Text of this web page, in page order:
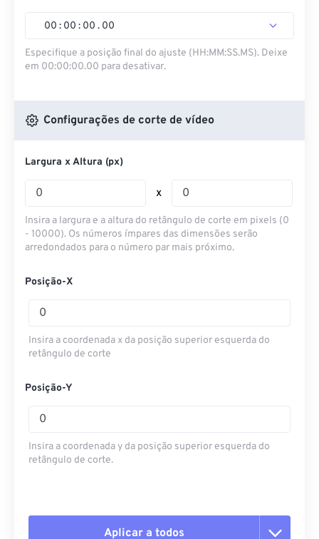
00 : 00 : 00 . 00
Especifique a posição final do ajuste (HH:MM:SS.MS). Deixe
em 00:00:00.00 para desativar.
Configurações de corte de vídeo
Largura x Altura (px)
x
Insira a largura e a altura do retângulo de corte em pixels (0
- 10000). Os números ímpares das dimensões serão
arredondados para o número par mais próximo.
Posição-X
Insira a coordenada x da posição superior esquerda do
retângulo de corte
Posição-Y
Insira a coordenada y da posição superior esquerda do
retângulo de corte.
Aplicar a todos